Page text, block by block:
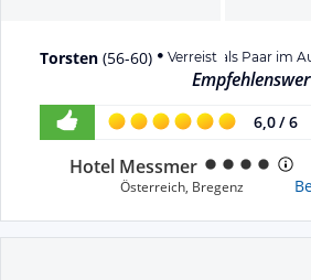
Torsten (56-60) Verreist als Paar im
6,0/ 6
Hotel Messmer
Österreich, Bregenz